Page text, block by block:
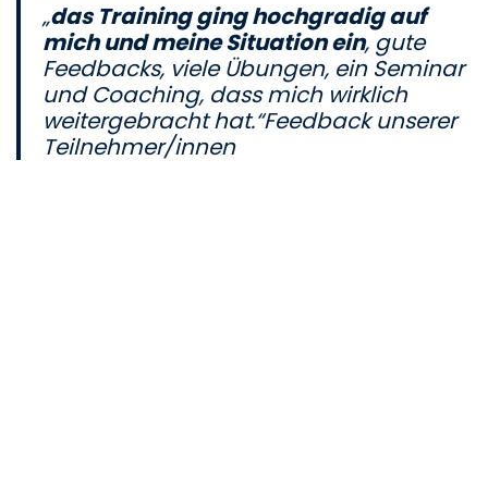
„das Training ging hochgradig auf
mich und meine Situation ein, gute
Feedbacks, viele Übungen, ein Seminar
und Coaching, dass mich wirklich
weitergebracht hat.“Feedback unserer
Teilnehmer/innen